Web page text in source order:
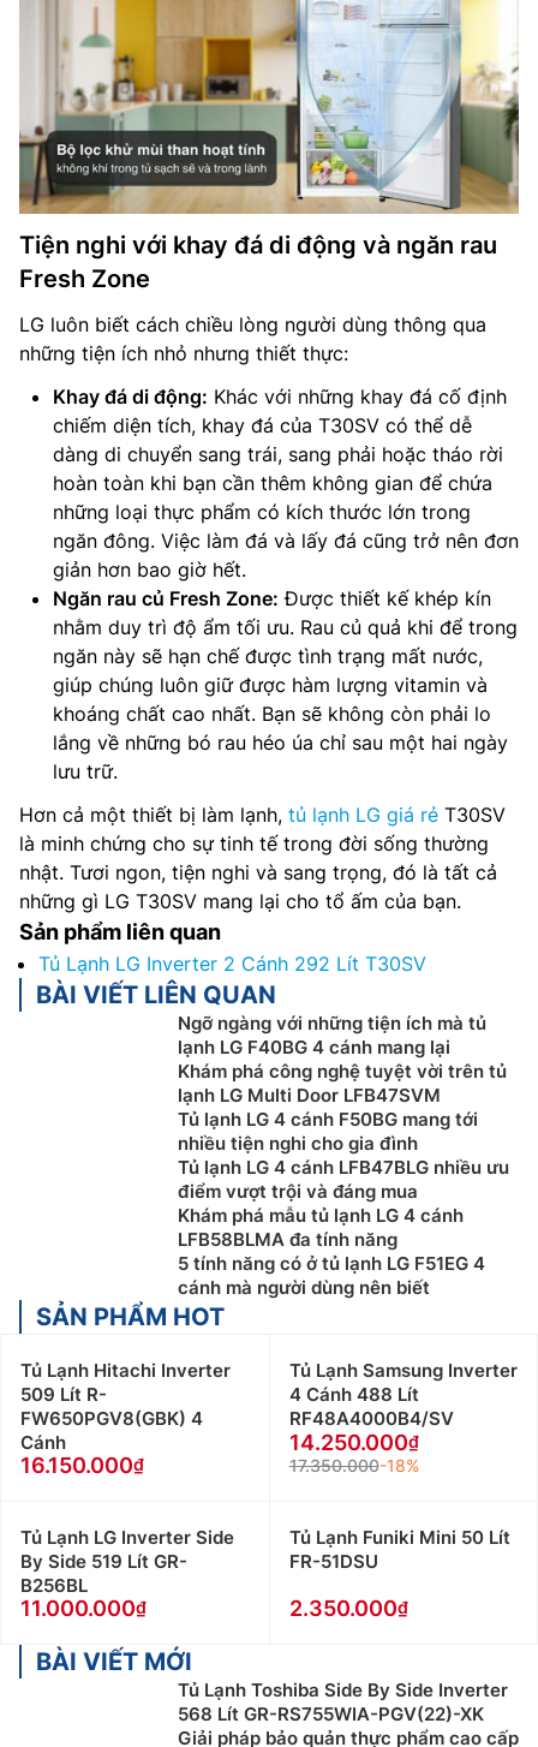
Tiện nghi với khay đá di động và ngăn rau
Fresh Zone
LG luôn biết cách chiều lòng người dùng thông qua
những tiện ích nhỏ nhưng thiết thực:
Khay đá di động: Khác với những khay đá cố định
chiếm diện tích, khay đá của T30SV có thể dễ
dàng di chuyển sang trái, sang phải hoặc tháo rời
hoàn toàn khi bạn cần thêm không gian để chứa
những loại thực phẩm có kích thước lớn trong
ngăn đông. Việc làm đá và lấy đá cũng trở nên đơn
giản hơn bao giờ hết.
Ngăn rau củ Fresh Zone: Được thiết kế khép kín
nhằm duy trì độ ẩm tối ưu. Rau củ quả khi để trong
ngăn này sẽ hạn chế được tình trạng mất nước,
giúp chúng luôn giữ được hàm lượng vitamin và
khoáng chất cao nhất. Bạn sẽ không còn phải lo
lắng về những bó rau héo úa chỉ sau một hai ngày
lưu trữ.
Hơn cả một thiết bị làm lạnh, tủ lạnh LG giá rẻ T30SV
là minh chứng cho sự tinh tế trong đời sống thường
nhật. Tươi ngon, tiện nghi và sang trọng, đó là tất cả
những gì LG T30SV mang lại cho tổ ấm của bạn.
Sản phẩm liên quan
Tủ Lạnh LG Inverter 2 Cánh 292 Lít T30SV
BÀI VIẾT LIÊN QUAN
Ngỡ ngàng với những tiện ích mà tủ
lạnh LG F40BG 4 cánh mang lại
Khám phá công nghệ tuyệt vời trên tủ
lạnh LG Multi Door LFB47SVM
Tủ lạnh LG 4 cánh F50BG mang tới
nhiều tiện nghi cho gia đình
Tủ lạnh LG 4 cánh LFB47BLG nhiều ưu
điểm vượt trội và đáng mua
Khám phá mẫu tủ lạnh LG 4 cánh
LFB58BLMA đa tính năng
5 tính năng có ở tủ lạnh LG F51EG 4
cánh mà người dùng nên biết
SẢN PHẨM HOT
Tủ Lạnh Hitachi Inverter
509 Lít R-
FW650PGV8(GBK) 4
Cánh
16.150.000
Tủ Lạnh Samsung Inverter
4 Cánh 488 Lít
RF48A4000B4/SV
14.250.000
17.350.000-18%
Tủ Lạnh LG Inverter Side
By Side 519 Lít GR-
B256BL
11.000.000
Tủ Lạnh Funiki Mini 50 Lít
FR-51DSU
2.350.000
BÀI VIẾT MỚI
Tủ Lạnh Toshiba Side By Side Inverter
568 Lít GR-RS755WIA-PGV(22)-XK
Giải pháp bảo quản thực phẩm cao cấp